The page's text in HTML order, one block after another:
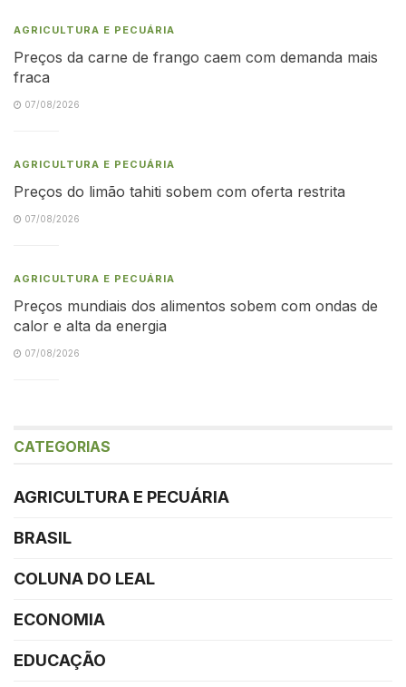
AGRICULTURA E PECUÁRIA
Preços da carne de frango caem com demanda mais
fraca
07/08/2026
AGRICULTURA E PECUÁRIA
Preços do limão tahiti sobem com oferta restrita
07/08/2026
AGRICULTURA E PECUÁRIA
Preços mundiais dos alimentos sobem com ondas de
calor e alta da energia
07/08/2026
CATEGORIAS
AGRICULTURA E PECUÁRIA
BRASIL
COLUNA DO LEAL
ECONOMIA
EDUCAÇÃO